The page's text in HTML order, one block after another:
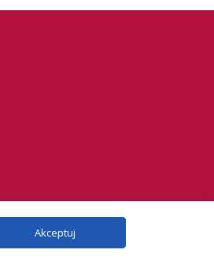
Akceptuj